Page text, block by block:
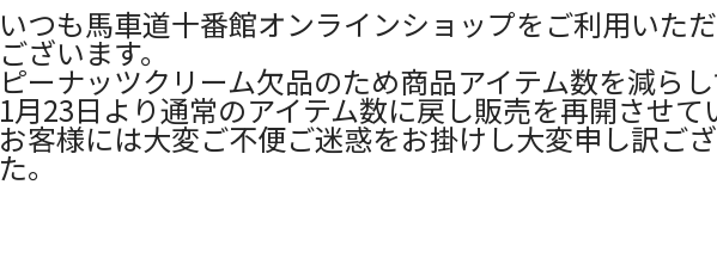
いつも馬車道十番館オンラインショップをご利用いた
ございます。
ピーナッツクリーム欠品のため商品アイテム数を減ら
1月23日より通常のアイテム数に戻し販売を再開させて
お客様には大変ご不便ご迷惑をお掛けし大変申し訳ご
た。